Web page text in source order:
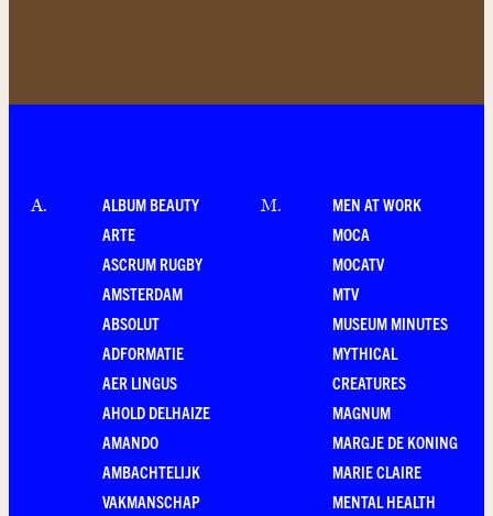
A.
ALBUM BEAUTY
ARTE
ASCRUM RUGBY
AMSTERDAM
ABSOLUT
ADFORMATIE
AER LINGUS
AHOLD DELHAIZE
AMANDO
AMBACHTELIJK
VAKMANSCHAP
M.
MEN AT WORK
MOCA
MOCATV
MTV
MUSEUM MINUTES
MYTHICAL
CREATURES
MAGNUM
MARGJE DE KONING
MARIE CLAIRE
MENTAL HEALTH